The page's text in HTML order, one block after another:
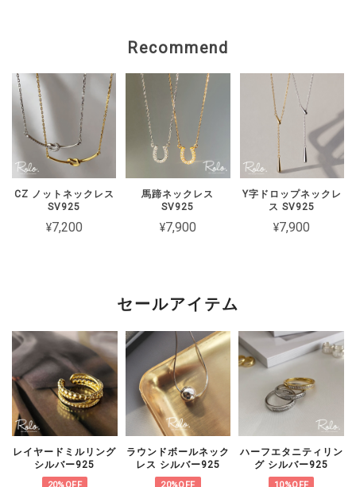
がショップのお問い合わせよりご連絡い
【Roloアクセサリー】ギフトラッピング ivory
ワインレッド（期間限定）
2026/02/15
2週間経たずでチェーンがちぎれてしまった 彼女とお揃いで買ったの
に残念です
ん。 大切な方とのペアとしてお選びい
ただいた中、残念なお気持ちにさせてし
まいましたことを心よりお詫び申し上げ
ます。 状態を確認のうえ対応をご案内
いたしますので、恐れ入りますがショッ
プのお問い合わせよりご連絡いただけま
すと幸いです。
Recommend
CZ ノットネックレス
SV925
¥7,200
馬蹄ネックレス
SV925
¥7,900
Y字ドロップネックレ
ス SV925
¥7,900
セールアイテム
レイヤードミルリング
シルバー925
ラウンドボールネック
レス シルバー925
ハーフエタニティリン
グ シルバー925